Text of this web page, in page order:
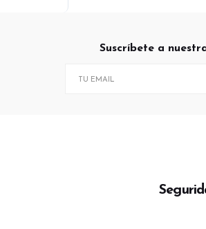
Suscríbete a